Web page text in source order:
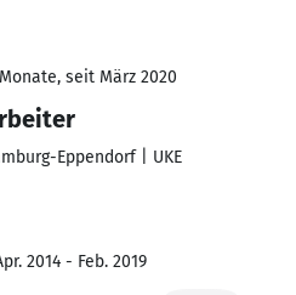
seit März 2020
Eppendorf | UKE
2014 - Feb. 2019